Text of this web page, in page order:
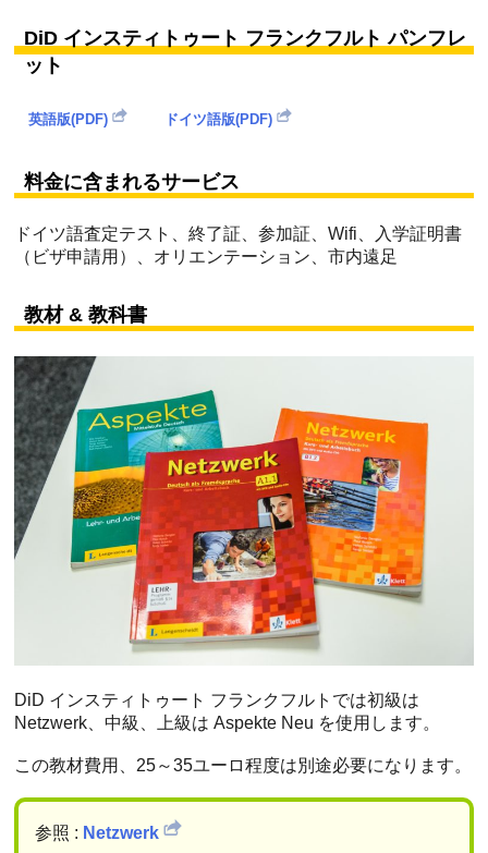
DiD インスティトゥート フランクフルト パンフレ
ット
英語版(PDF) ドイツ語版(PDF)
料金に含まれるサービス
ドイツ語査定テスト、終了証、参加証、Wifi、入学証明書
（ビザ申請用）、オリエンテーション、市内遠足
教材 & 教科書
DiD インスティトゥート フランクフルトでは初級は
Netzwerk、中級、上級は Aspekte Neu を使用します。
この教材費用、25～35ユーロ程度は別途必要になります。
参照 : Netzwerk